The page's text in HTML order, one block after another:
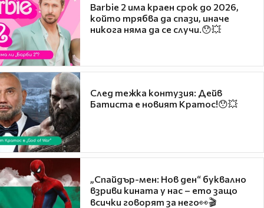
Barbie 2 има краен срок до 2026,
който трябва да спази, иначе
никога няма да се случи.😯💥
След тежка контузия: Дейв
Батиста е новият Кратос!😯💥
„Спайдър-мен: Нов ден“ буквално
взриви кината у нас – ето защо
всички говорят за него👀🎬